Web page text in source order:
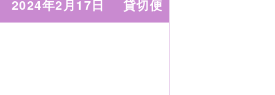
2024年2月17日 貸切便